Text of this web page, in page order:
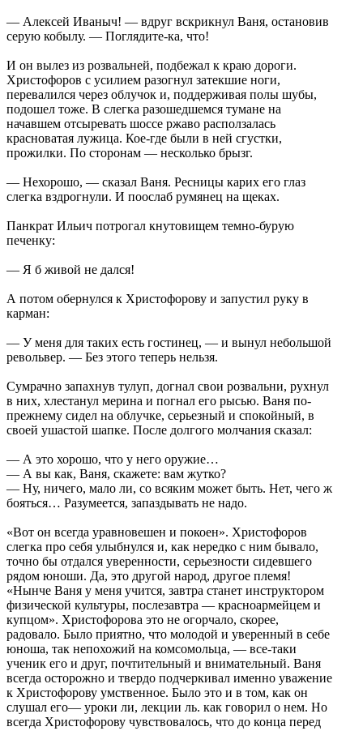
— Алексей Иваныч! — вдруг вскрикнул Ваня, остановив
серую кобылу. — Поглядите-ка, что!
И он вылез из розвальней, подбежал к краю дороги.
Христофоров с усилием разогнул затекшие ноги,
перевалился через облучок и, поддерживая полы шубы,
подошел тоже. В слегка разошедшемся тумане на
начавшем отсыревать шоссе ржаво расползалась
красноватая лужица. Кое-где были в ней сгустки,
прожилки. По сторонам — несколько брызг.
— Нехорошо, — сказал Ваня. Ресницы карих его глаз
слегка вздрогнули. И поослаб румянец на щеках.
Панкрат Ильич потрогал кнутовищем темно-бурую
печенку:
— Я б живой не дался!
А потом обернулся к Христофорову и запустил руку в
карман:
— У меня для таких есть гостинец, — и вынул небольшой
револьвер. — Без этого теперь нельзя.
Сумрачно запахнув тулуп, догнал свои розвальни, рухнул
в них, хлестанул мерина и погнал его рысью. Ваня по-
прежнему сидел на облучке, серьезный и спокойный, в
своей ушастой шапке. После долгого молчания сказал:
— А это хорошо, что у него оружие…
— А вы как, Ваня, скажете: вам жутко?
— Ну, ничего, мало ли, со всяким может быть. Нет, чего ж
бояться… Разумеется, запаздывать не надо.
«Вот он всегда уравновешен и покоен». Христофоров
слегка про себя улыбнулся и, как нередко с ним бывало,
точно бы отдался уверенности, серьезности сидевшего
рядом юноши. Да, это другой народ, другое племя!
«Нынче Ваня у меня учится, завтра станет инструктором
физической культуры, послезавтра — красноармейцем и
купцом». Христофорова это не огорчало, скорее,
радовало. Было приятно, что молодой и уверенный в себе
юноша, так непохожий на комсомольца, — все-таки
ученик его и друг, почтительный и внимательный. Ваня
всегда осторожно и твердо подчеркивал именно уважение
к Христофорову умственное. Было это и в том, как он
слушал его— уроки ли, лекции ль. как говорил о нем. Но
всегда Христофорову чувствовалось, что до конца перед